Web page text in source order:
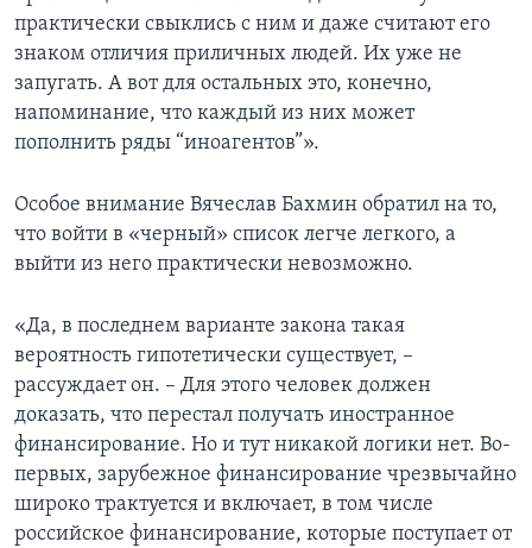
практически свыклись с ним и даже считают его
знаком отличия приличных людей. Их уже не
запугать. А вот для остальных это, конечно,
напоминание, что каждый из них может
пополнить ряды “иноагентов”».
Особое внимание Вячеслав Бахмин обратил на то,
что войти в «черный» список легче легкого, а
выйти из него практически невозможно.
«Да, в последнем варианте закона такая
вероятность гипотетически существует, –
рассуждает он. – Для этого человек должен
доказать, что перестал получать иностранное
финансирование. Но и тут никакой логики нет. Во-
первых, зарубежное финансирование чрезвычайно
широко трактуется и включает, в том числе
российское финансирование, которые поступает от